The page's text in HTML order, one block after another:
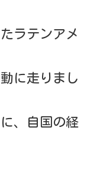
ラテンアメ
に走りまし
、自国の経